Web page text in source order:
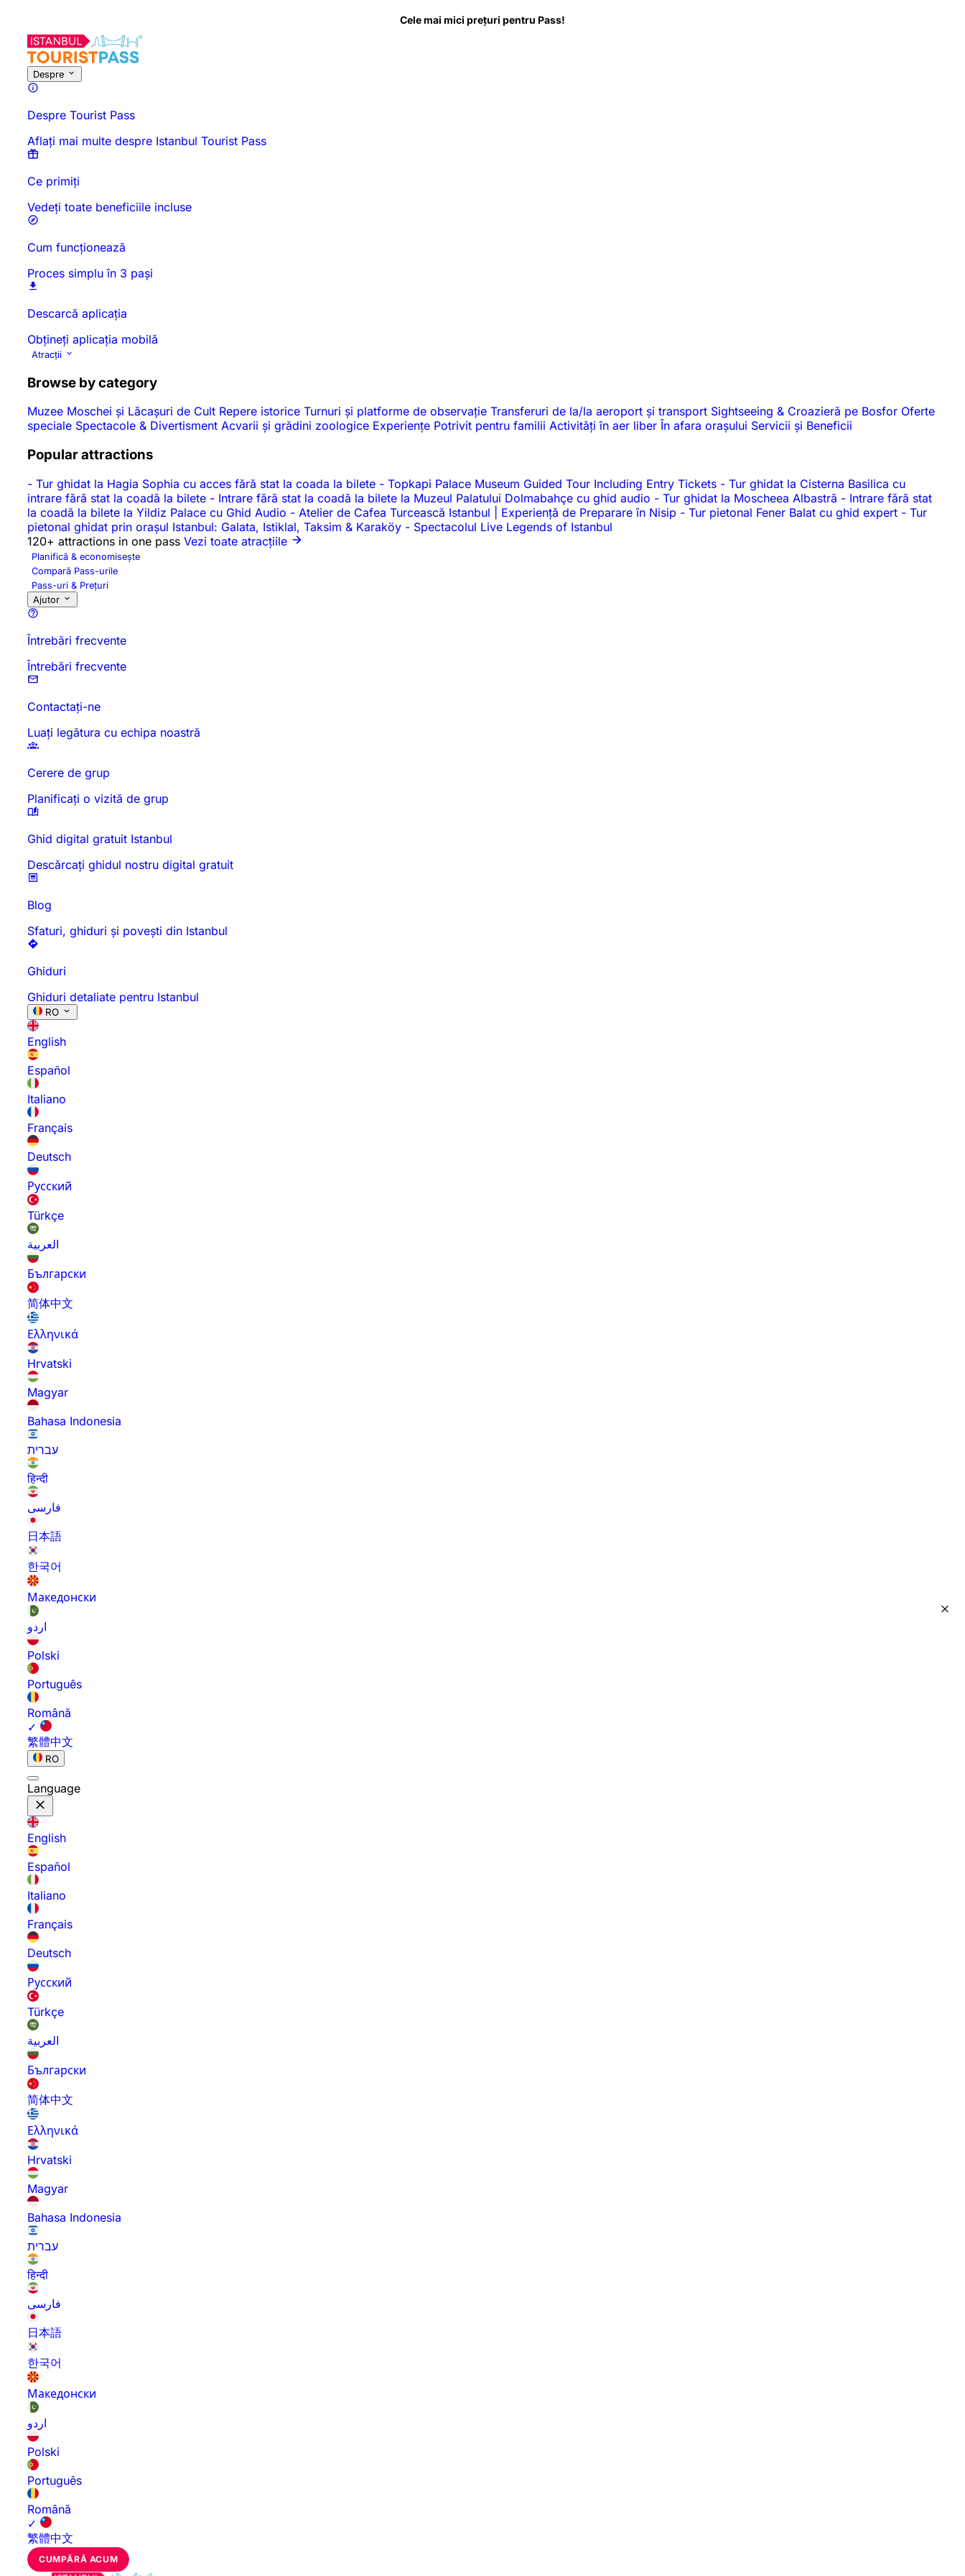
Cele mai mici prețuri pentru Pass!
Despre
Despre Tourist Pass
Aflați mai multe despre Istanbul Tourist Pass
Ce primiți
Vedeți toate beneficiile incluse
Cum funcționează
Proces simplu în 3 pași
Descarcă aplicația
Obțineți aplicația mobilă
Atracții
Browse by category
Muzee Moschei și Lăcașuri de Cult Repere istorice Turnuri și platforme de observație Transferuri de la/la aeroport și transport Sightseeing & Croazieră pe Bosfor Oferte
speciale Spectacole & Divertisment Acvarii și grădini zoologice Experiențe Potrivit pentru familii Activități în aer liber În afara orașului Servicii și Beneficii
Popular attractions
- Tur ghidat la Hagia Sophia cu acces fără stat la coada la bilete - Topkapi Palace Museum Guided Tour Including Entry Tickets - Tur ghidat la Cisterna Basilica cu
intrare fără stat la coadă la bilete - Intrare fără stat la coadă la bilete la Muzeul Palatului Dolmabahçe cu ghid audio - Tur ghidat la Moscheea Albastră - Intrare fără stat
la coadă la bilete la Yildiz Palace cu Ghid Audio - Atelier de Cafea Turcească Istanbul | Experiență de Preparare în Nisip - Tur pietonal Fener Balat cu ghid expert - Tur
pietonal ghidat prin orașul Istanbul: Galata, Istiklal, Taksim & Karaköy - Spectacolul Live Legends of Istanbul
120+ attractions in one pass Vezi toate atracțiile
Planifică & economisește
Compară Pass-urile
Pass-uri & Prețuri
Ajutor
Întrebări frecvente
Întrebări frecvente
Contactați-ne
Luați legătura cu echipa noastră
Cerere de grup
Planificați o vizită de grup
Ghid digital gratuit Istanbul
Descărcați ghidul nostru digital gratuit
Blog
Sfaturi, ghiduri și povești din Istanbul
Ghiduri
Ghiduri detaliate pentru Istanbul
RO
English
Español
Italiano
Français
Deutsch
Русский
Türkçe
العربية
Български
简体中文
Ελληνικά
Hrvatski
Magyar
Bahasa Indonesia
עברית
हिन्दी
فارسی
日本語
한국어
Македонски
اردو
Polski
Português
Română
✓
繁體中文
RO
Language
English
Español
Italiano
Français
Deutsch
Русский
Türkçe
العربية
Български
简体中文
Ελληνικά
Hrvatski
Magyar
Bahasa Indonesia
עברית
हिन्दी
فارسی
日本語
한국어
Македонски
اردو
Polski
Português
Română
✓
繁體中文
CUMPĂRĂ ACUM
De știut înainte de vizită Întrebări frecvente